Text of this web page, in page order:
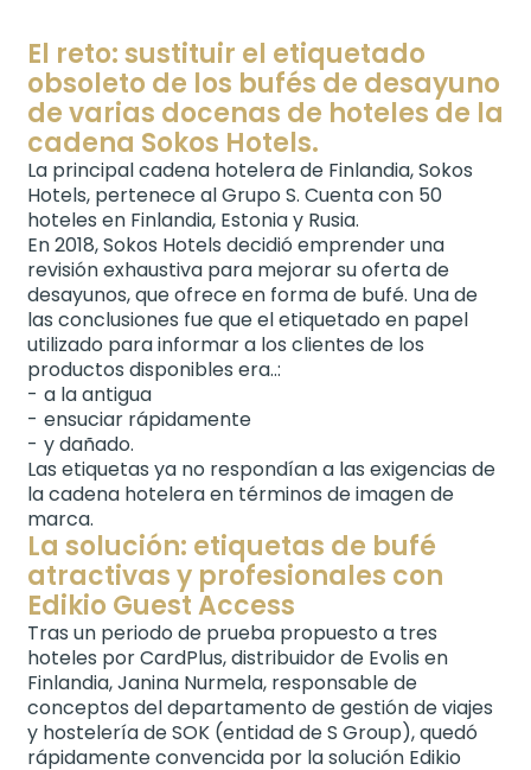
El reto: sustituir el etiquetado
obsoleto de los bufés de desayuno
de varias docenas de hoteles de la
cadena Sokos Hotels.
La principal cadena hotelera de Finlandia, Sokos
Hotels, pertenece al Grupo S. Cuenta con 50
hoteles en Finlandia, Estonia y Rusia.
En 2018, Sokos Hotels decidió emprender una
revisión exhaustiva para mejorar su oferta de
desayunos, que ofrece en forma de bufé. Una de
las conclusiones fue que el etiquetado en papel
utilizado para informar a los clientes de los
productos disponibles era..:
a la antigua
ensuciar rápidamente
y dañado.
Las etiquetas ya no respondían a las exigencias de
la cadena hotelera en términos de imagen de
marca.
La solución: etiquetas de bufé
atractivas y profesionales con
Edikio Guest Access
Tras un periodo de prueba propuesto a tres
hoteles por CardPlus, distribuidor de Evolis en
Finlandia, Janina Nurmela, responsable de
conceptos del departamento de gestión de viajes
y hostelería de SOK (entidad de S Group), quedó
rápidamente convencida por la solución Edikio